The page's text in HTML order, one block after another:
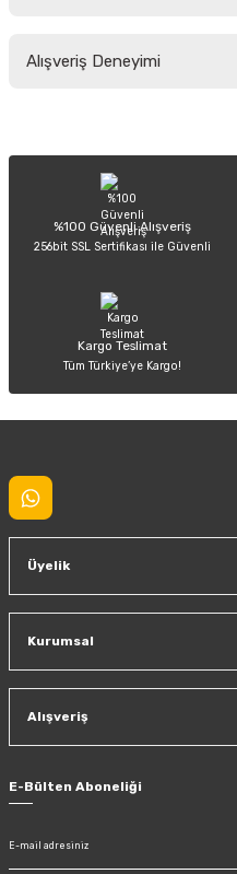
yetersiz gördüğünüz noktaları
Ürün açıklamasında eksik
Ürün bilgilerinde hatalar
Ürün fiyatı diğer sitelerden daha
Alışveriş Deneyimi
Sitemize ilk
%100 Güvenli Alışveriş
256bit SSL Sertifikası ile Güvenli
Kargo Teslimat
Tüm Türkiye’ye Kargo!
Üyelik
Kurumsal
Alışveriş
E-Bülten Aboneliği